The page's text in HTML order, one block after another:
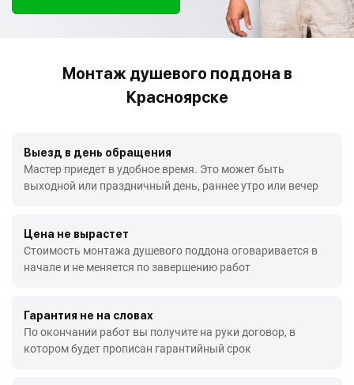
Монтаж душевого поддона в
Красноярске
Выезд в день обращения
Мастер приедет в удобное время. Это может быть
выходной или праздничный день, раннее утро или вечер
Цена не вырастет
Стоимость монтажа душевого поддона оговаривается в
начале и не меняется по завершению работ
Гарантия не на словах
По окончании работ вы получите на руки договор, в
котором будет прописан гарантийный срок